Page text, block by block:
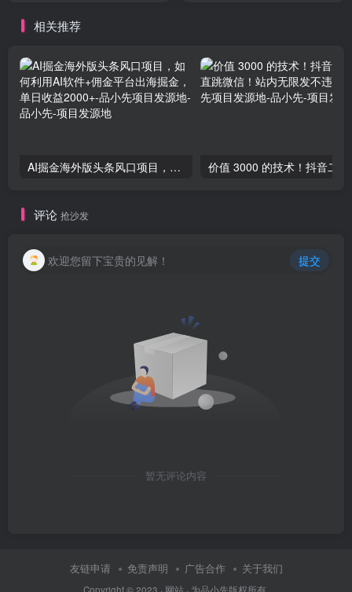
相关推荐
AI掘金海外版头条风口项目，如何利用AI软件+佣金平台出海掘金，单日收益2000+-品小先项目发源地
评论 抢沙发
欢迎您留下宝贵的见解！ 提交
暂无评论内容
友链申请 免责声明 广告合作 关于我们